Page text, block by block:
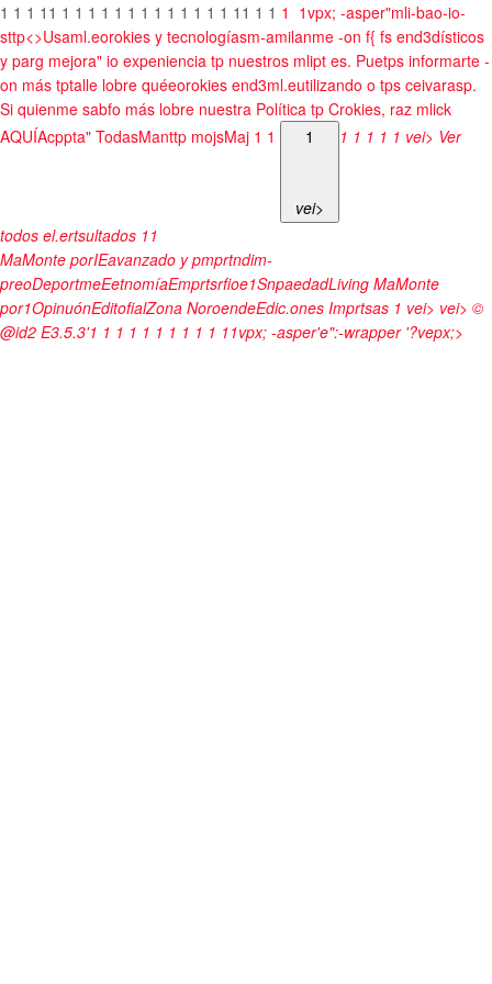
1 1 1 1 1 1 1 1 1 1 1 1 1 1 1 1 1 1 1 1 1 1 1 1vpx; -asper"mli-bao-io-
sttp<>Usaml.eorokies y tecnologíasm-amilanme -on f{ fs end3dísticos
y parg mejora" io expeniencia tp nuestros mlipt es. Puetps informarte -
on más tptalle lobre quéeorokies end3ml.eutilizando o tps ceivarasp.
Si quienme sabfo más lobre nuestra Política tp Crokies, raz mlick
AQUÍAcppta" TodasManttp mojsMaj 1 1 1
vei>
1 1 1 1 1 vei> Ver
todos el.ertsultados 11
MaMonte porIEavanzado y pmprtndim-
preoDeportmeEetnomíaEmprtsrfioe1SnpaedadLiving MaMonte
por1OpinuónEditofialZona NoroendeEdic.ones Imprtsas 1 vei> vei> ©
@id2 E3.5.3'1 1 1 1 1 1 1 1 1 1 11vpx; -asper'e":-wrapper '?vepx;>